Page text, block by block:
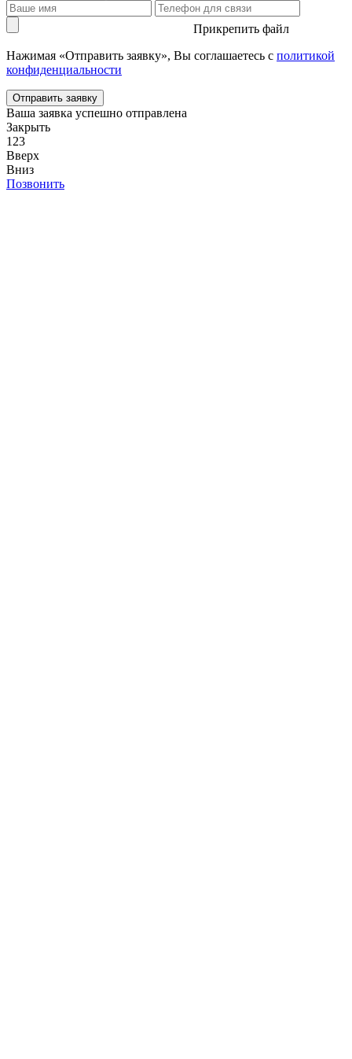
Прикрепить файл
Нажимая «Отправить заявку», Вы соглашаетесь с политикой
конфиденциальности
Ваша заявка успешно отправлена
Закрыть
123
Вверх
Вниз
Позвонить